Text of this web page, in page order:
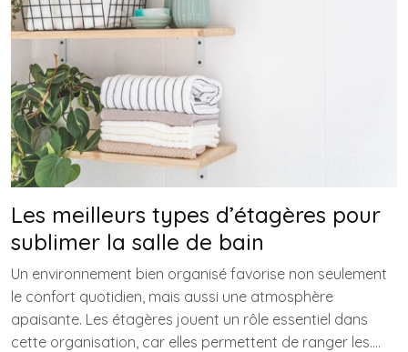
Les meilleurs types d’étagères pour
sublimer la salle de bain
Un environnement bien organisé favorise non seulement
le confort quotidien, mais aussi une atmosphère
apaisante. Les étagères jouent un rôle essentiel dans
cette organisation, car elles permettent de ranger les….